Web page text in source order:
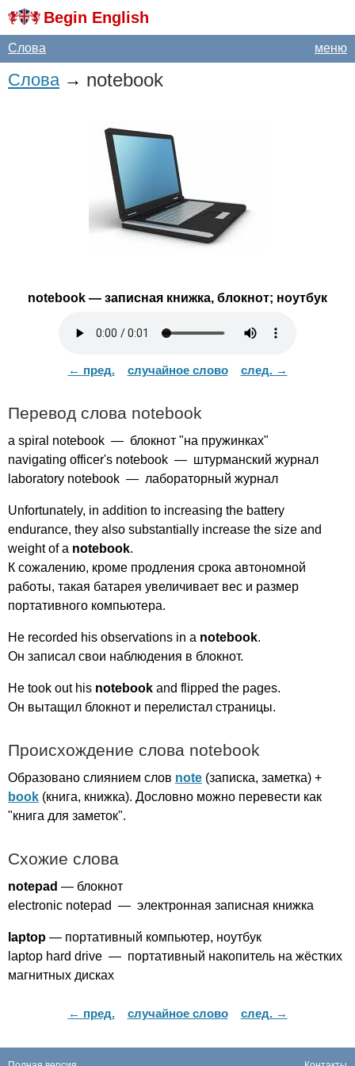
Begin English
меню
Слова
Слова→ notebook
notebook — записная книжка, блокнот; ноутбук
← пред. случайное слово след. →
Перевод слова notebook
a spiral notebook — блокнот "на пружинках"
navigating officer's notebook — штурманский журнал
laboratory notebook — лабораторный журнал
Unfortunately, in addition to increasing the battery
endurance, they also substantially increase the size and
weight of a notebook.
К сожалению, кроме продления срока автономной
работы, такая батарея увеличивает вес и размер
портативного компьютера.
He recorded his observations in a notebook.
Он записал свои наблюдения в блокнот.
He took out his notebook and flipped the pages.
Он вытащил блокнот и перелистал страницы.
Происхождение слова notebook
Образовано слиянием слов note (записка, заметка) +
book (книга, книжка). Дословно можно перевести как
"книга для заметок".
Схожие слова
notepad — блокнот
electronic notepad — электронная записная книжка
laptop — портативный компьютер, ноутбук
laptop hard drive — портативный накопитель на жёстких
магнитных дисках
← пред. случайное слово след. →